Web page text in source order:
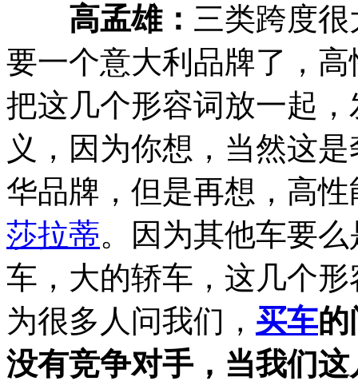
高孟雄： 三类跨度
要一个意大利品牌了，
把这几个形容词放一起
义，因为你想，当然这
华品牌，但是再想，高
莎拉蒂。因为其他车要
车，大的轿车，这几个
为很多人问我们， 买车的
没有竞争对手，当我们